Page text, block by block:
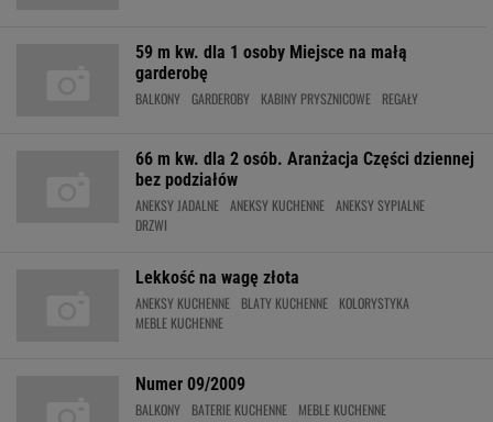
59 m kw. dla 1 osoby Miejsce na małą
garderobę
BALKONY GARDEROBY KABINY PRYSZNICOWE REGAŁY
66 m kw. dla 2 osób. Aranżacja Części dziennej
bez podziałów
ANEKSY JADALNE ANEKSY KUCHENNE ANEKSY SYPIALNE
DRZWI
Lekkość na wagę złota
ANEKSY KUCHENNE BLATY KUCHENNE
KOLORYSTYKA
MEBLE KUCHENNE
Numer 09/2009
BALKONY BATERIE KUCHENNE
MEBLE KUCHENNE